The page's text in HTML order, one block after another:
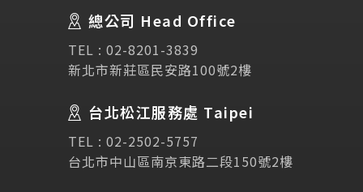
講座活動
Testimonial
Links 相關連結
總公司 Head Office
TEL : 02-8201-3839
新北市新莊區民安路100號2樓
台北松江服務處 Taipei
TEL : 02-2502-5757
台北市中山區南京東路二段150號2樓